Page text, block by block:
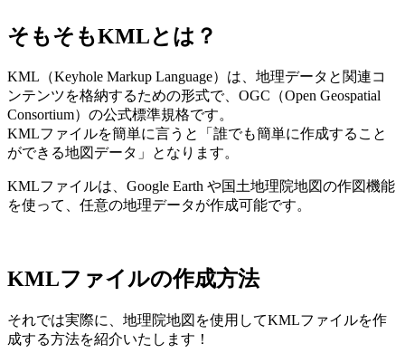
そもそもKMLとは？
KML（Keyhole Markup Language）は、地理データと関連コ
ンテンツを格納するための形式で、OGC（Open Geospatial
Consortium）の公式標準規格です。
KMLファイルを簡単に言うと「誰でも簡単に作成すること
ができる地図データ」となります。
KMLファイルは、Google Earth や国土地理院地図の作図機能
を使って、任意の地理データが作成可能です。
KMLファイルの作成方法
それでは実際に、地理院地図を使用してKMLファイルを作
成する方法を紹介いたします！